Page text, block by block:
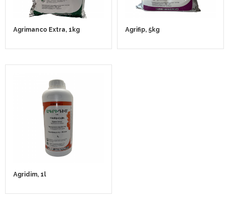
Agrimanco Extra, 1kg Agrifip, 5kg
Agridim, 1l